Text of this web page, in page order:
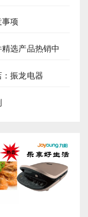
项
选产品热销中
振龙电器